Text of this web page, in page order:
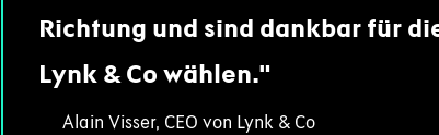
Richtung und sind dankbar für
Lynk & Co wählen.
Alain Visser, CEO von Lynk & Co